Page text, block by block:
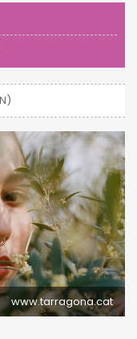
www.tarragona.cat